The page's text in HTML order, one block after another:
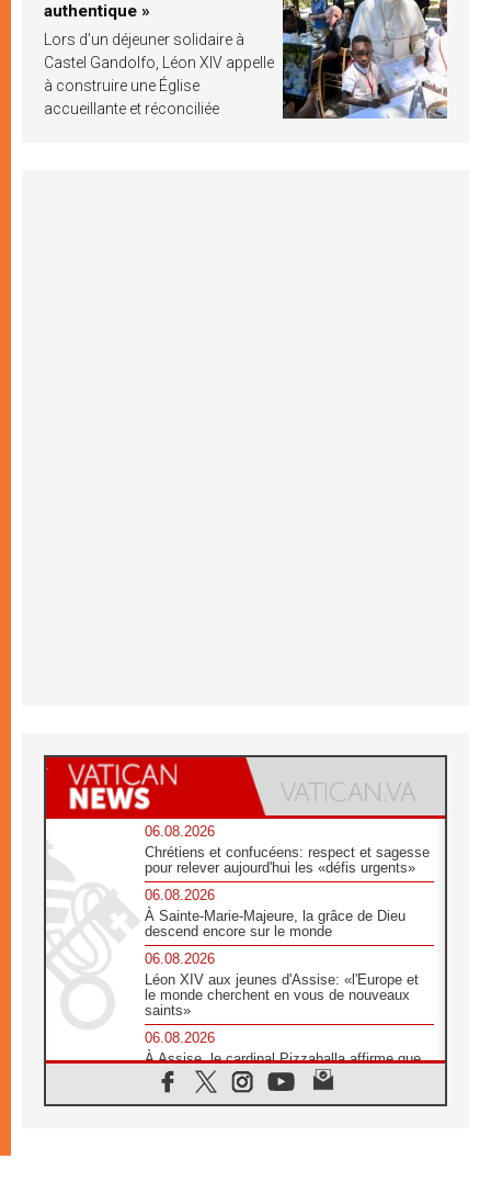
authentique »
Lors d’un déjeuner solidaire à
Castel Gandolfo, Léon XIV appelle
à construire une Église
accueillante et réconciliée
06.08.2026
Chrétiens et confucéens: respect et sagesse
pour relever aujourd'hui les «défis urgents»
06.08.2026
À Sainte-Marie-Majeure, la grâce de Dieu
descend encore sur le monde
06.08.2026
Léon XIV aux jeunes d'Assise: «l'Europe et
le monde cherchent en vous de nouveaux
saints»
06.08.2026
À Assise, le cardinal Pizzaballa affirme que
«les chrétiens veulent la paix»
06.08.2026